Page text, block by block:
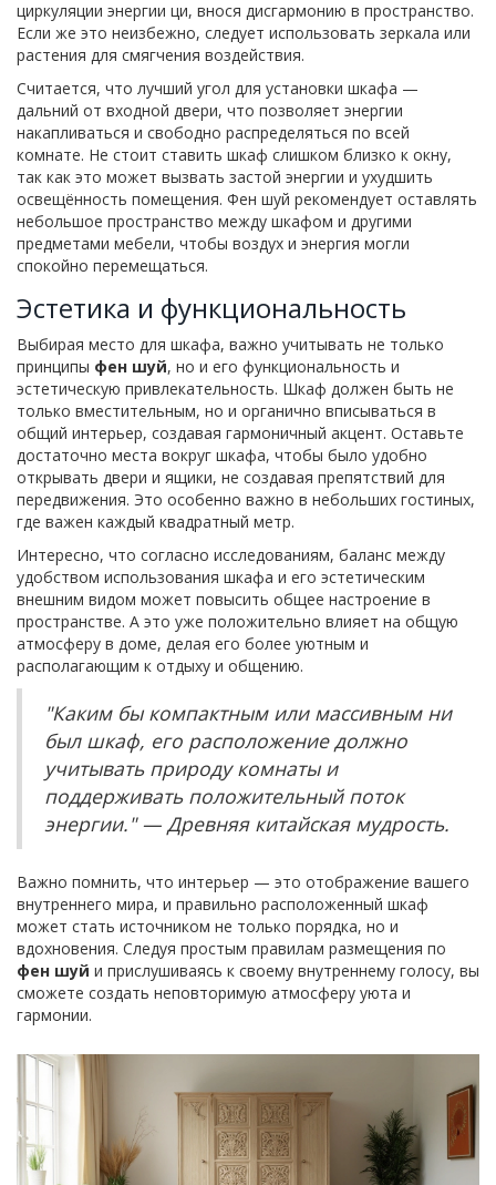
циркуляции энергии ци, внося дисгармонию в пространство.
Если же это неизбежно, следует использовать зеркала или
растения для смягчения воздействия.
Считается, что лучший угол для установки шкафа —
дальний от входной двери, что позволяет энергии
накапливаться и свободно распределяться по всей
комнате. Не стоит ставить шкаф слишком близко к окну,
так как это может вызвать застой энергии и ухудшить
освещённость помещения. Фен шуй рекомендует оставлять
небольшое пространство между шкафом и другими
предметами мебели, чтобы воздух и энергия могли
спокойно перемещаться.
Эстетика и функциональность
Выбирая место для шкафа, важно учитывать не только
принципы фен шуй, но и его функциональность и
эстетическую привлекательность. Шкаф должен быть не
только вместительным, но и органично вписываться в
общий интерьер, создавая гармоничный акцент. Оставьте
достаточно места вокруг шкафа, чтобы было удобно
открывать двери и ящики, не создавая препятствий для
передвижения. Это особенно важно в небольших гостиных,
где важен каждый квадратный метр.
Интересно, что согласно исследованиям, баланс между
удобством использования шкафа и его эстетическим
внешним видом может повысить общее настроение в
пространстве. А это уже положительно влияет на общую
атмосферу в доме, делая его более уютным и
располагающим к отдыху и общению.
"Каким бы компактным или массивным ни
был шкаф, его расположение должно
учитывать природу комнаты и
поддерживать положительный поток
энергии." — Древняя китайская мудрость.
Важно помнить, что интерьер — это отображение вашего
внутреннего мира, и правильно расположенный шкаф
может стать источником не только порядка, но и
вдохновения. Следуя простым правилам размещения по
фен шуй и прислушиваясь к своему внутреннему голосу, вы
сможете создать неповторимую атмосферу уюта и
гармонии.